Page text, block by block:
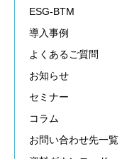
ESG-BTM
導入事例
よくあるご質問
お知らせ
セミナー
コラム
お問い合わせ先一覧